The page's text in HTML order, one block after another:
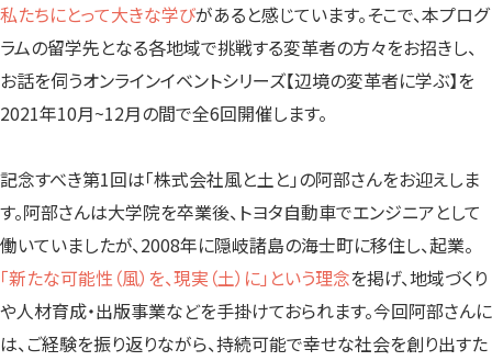
私たちにとって大きな学びがあると感じています。そこで、本プログ
ラムの留学先となる各地域で挑戦する変革者の方々をお招きし、
お話を伺うオンラインイベントシリーズ【辺境の変革者に学ぶ】を
2021年10月~12月の間で全6回開催します。
記念すべき第1回は「株式会社風と土と」の阿部さんをお迎えしま
す。阿部さんは大学院を卒業後、トヨタ自動車でエンジニアとして
働いていましたが、2008年に隠岐諸島の海士町に移住し、起業。
「新たな可能性（風）を、現実（土）に」という理念を掲げ、地域づくり
や人材育成・出版事業などを手掛けておられます。今回阿部さんに
は、ご経験を振り返りながら、持続可能で幸せな社会を創り出すた